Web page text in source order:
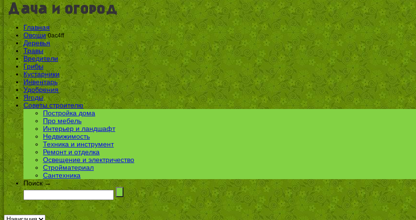
Главная
Овощи 0ac4ff
Деревья
Травы
Вредители
Грибы
Кустарники
Инвентарь
Удобрения
Ягоды
Советы строителю
Постройка дома
Про мебель
Интерьер и ландшафт
Недвижимость
Техника и инструмент
Ремонт и отделка
Освещение и электричество
Стройматериал
Сантехника
Поиск →